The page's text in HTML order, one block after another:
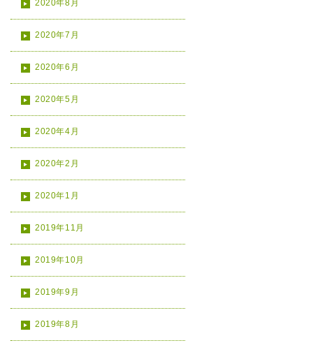
2020年8月
2020年7月
2020年6月
2020年5月
2020年4月
2020年2月
2020年1月
2019年11月
2019年10月
2019年9月
2019年8月